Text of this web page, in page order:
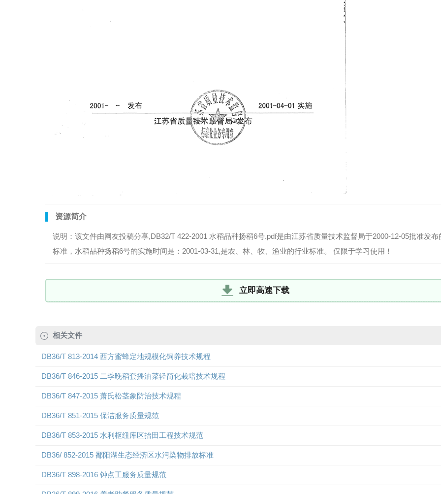
资源简介
说明：该文件由网友投稿分享,DB32/T 422-2001 水稻品种扬稻6号.pdf是由江苏省质量技术监督局于2000-12-05批准发布
标准，水稻品种扬稻6号的实施时间是：2001-03-31,是农、林、牧、渔业的行业标准。 仅限于学习使用！
立即高速下载
相关文件
DB36/T 813-2014 西方蜜蜂定地规模化饲养技术规程
DB36/T 846-2015 二季晚稻套播油菜轻简化栽培技术规程
DB36/T 847-2015 萧氏松茎象防治技术规程
DB36/T 851-2015 保洁服务质量规范
DB36/T 853-2015 水利枢纽库区抬田工程技术规范
DB36/ 852-2015 鄱阳湖生态经济区水污染物排放标准
DB36/T 898-2016 钟点工服务质量规范